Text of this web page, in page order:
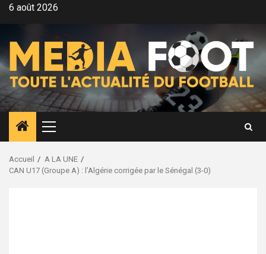
Aller6 août 2026
Menu
principal
Accueil
A LA UNE
CAN U17 (Groupe A) : l’Algérie corrigée par le Sénégal (3-0)